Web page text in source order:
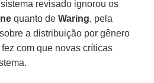
revisado ignorou os
quanto deWaring, pela
a distribuição por gênero
com que novas críticas